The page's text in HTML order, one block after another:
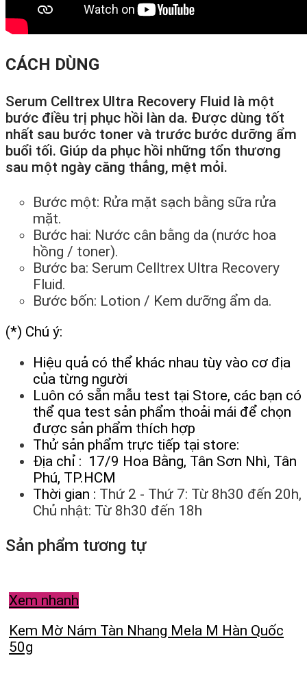
CÁCH DÙNG
Serum Celltrex Ultra Recovery Fluid là một
bước điều trị phục hồi làn da. Được dùng tốt
nhất sau bước toner và trước bước dưỡng ẩm
buổi tối. Giúp da phục hồi những tổn thương
sau một ngày căng thẳng, mệt mỏi.
Bước một: Rửa mặt sạch bằng sữa rửa
mặt.
Bước hai: Nước cân bằng da (nước hoa
hồng / toner).
Bước ba: Serum Celltrex Ultra Recovery
Fluid.
Bước bốn: Lotion / Kem dưỡng ẩm da.
(*) Chú ý:
Hiệu quả có thể khác nhau tùy vào cơ địa
của từng người
Luôn có sẵn mẫu test tại Store, các bạn có
thể qua test sản phẩm thoải mái để chọn
được sản phẩm thích hợp
Thử sản phẩm trực tiếp tại store:
Địa chỉ : 17/9 Hoa Bằng, Tân Sơn Nhì, Tân
Phú, TP.HCM
Thời gian : Thứ 2 - Thứ 7: Từ 8h30 đến 20h,
Chủ nhật: Từ 8h30 đến 18h
Sản phẩm tương tự
Xem nhanh
Kem Mờ Nám Tàn Nhang Mela M Hàn Quốc
50g